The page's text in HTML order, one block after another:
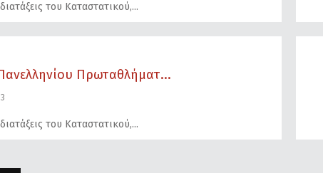
του Καταστατικού,
Πρωταθλήματ...
του Καταστατικού,